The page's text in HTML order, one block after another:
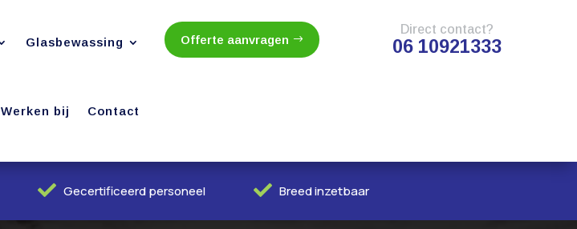
Glasbewassing
Werken bij Contact
Offerte aanvragen
Direct contact?
06 10921333
 Gecertificeerd personeel  Breed inzetbaar